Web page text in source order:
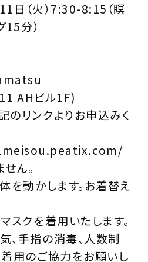
日（火）7:30-8:15（瞑
分）
AHビル1F)
リンクよりお申込みく
ん。
を動かします。お着替え
スクを着用いたします。
、手指の消毒、人数制
着用のご協力をお願いし